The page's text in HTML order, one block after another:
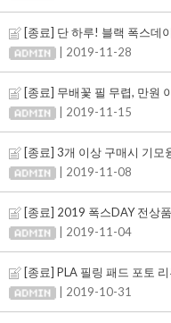
[종료] 단 하루! 블랙 폭스데
| 2019-11-28
[종료] 무배꽃 필 무렵, 만원
| 2019-11-15
[종료] 3개 이상 구매시 기모
| 2019-11-08
[종료] 2019 폭스DAY 전상
| 2019-11-04
[종료] PLA 필링 패드 포토 리
| 2019-10-31